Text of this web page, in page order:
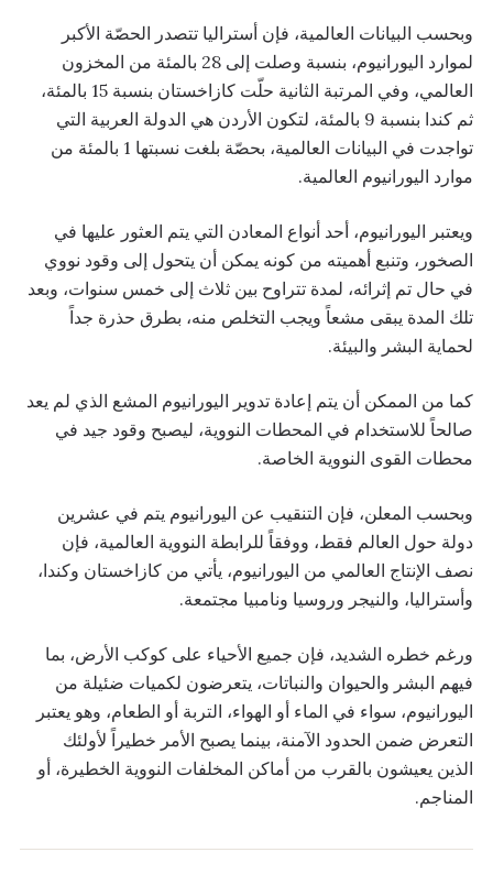
وبحسب البيانات العالمية، فإن أستراليا تتصدر الحصّة الأكبر
لموارد اليورانيوم، بنسبة وصلت إلى 28 بالمئة من المخزون
العالمي، وفي المرتبة الثانية حلّت كازاخستان بنسبة 15 بالمئة،
ثم كندا بنسبة 9 بالمئة، لتكون الأردن هي الدولة العربية التي
تواجدت في البيانات العالمية، بحصّة بلغت نسبتها 1 بالمئة من
موارد اليورانيوم العالمية.
ويعتبر اليورانيوم، أحد أنواع المعادن التي يتم العثور عليها في
الصخور، وتنبع أهميته من كونه يمكن أن يتحول إلى وقود نووي
في حال تم إثرائه، لمدة تتراوح بين ثلاث إلى خمس سنوات، وبعد
تلك المدة يبقى مشعاً ويجب التخلص منه، بطرق حذرة جداً
لحماية البشر والبيئة.
كما من الممكن أن يتم إعادة تدوير اليورانيوم المشع الذي لم يعد
صالحاً للاستخدام في المحطات النووية، ليصبح وقود جيد في
محطات القوى النووية الخاصة.
وبحسب المعلن، فإن التنقيب عن اليورانيوم يتم في عشرين
دولة حول العالم فقط، ووفقاً للرابطة النووية العالمية، فإن
نصف الإنتاج العالمي من اليورانيوم، يأتي من كازاخستان وكندا،
وأستراليا، والنيجر وروسيا ونامبيا مجتمعة.
ورغم خطره الشديد، فإن جميع الأحياء على كوكب الأرض، بما
فيهم البشر والحيوان والنباتات، يتعرضون لكميات ضئيلة من
اليورانيوم، سواء في الماء أو الهواء، التربة أو الطعام، وهو يعتبر
التعرض ضمن الحدود الآمنة، بينما يصبح الأمر خطيراً لأولئك
الذين يعيشون بالقرب من أماكن المخلفات النووية الخطيرة، أو
المناجم.